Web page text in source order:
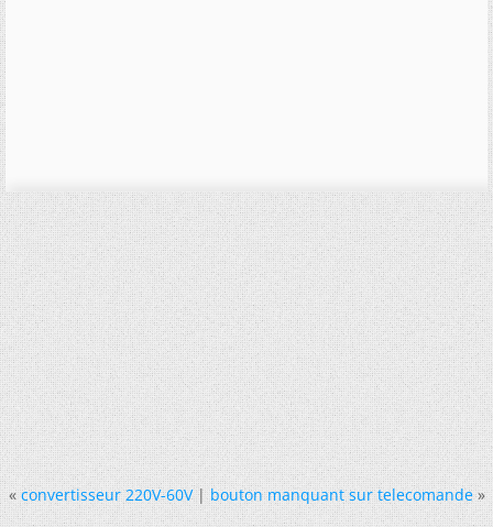
« convertisseur 220V-60V|bouton manquant sur telecomande »